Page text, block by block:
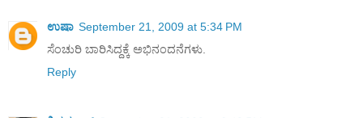
ಉಷಾ September 21, 2009 at 5:34 PM
ಸೆಂಚುರಿ ಬಾರಿಸಿದ್ದಕ್ಕೆ ಅಭಿನಂದನೆಗಳು.
Reply